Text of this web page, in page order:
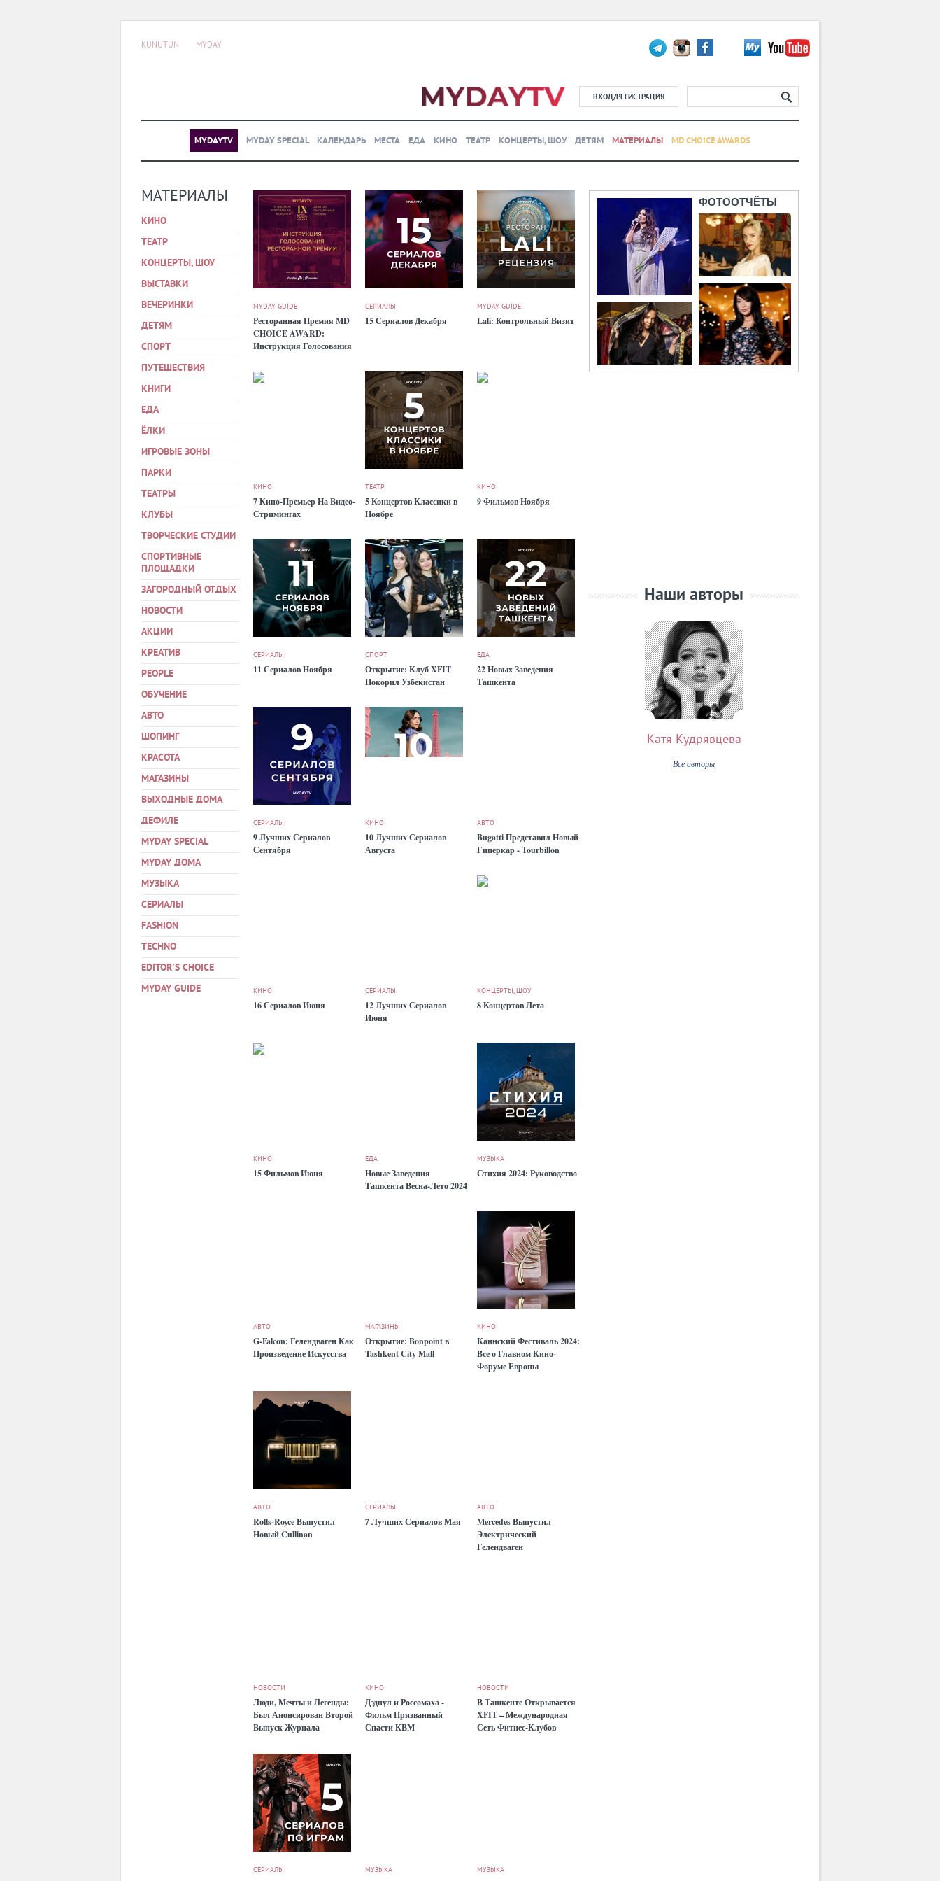
KUNUTUN MYDAY
ВХОД/РЕГИСТРАЦИЯ
MYDAYTV MYDAY SPECIAL КАЛЕНДАРЬ МЕСТА ЕДА КИНО ТЕАТР КОНЦЕРТЫ, ШОУ ДЕТЯМ МАТЕРИАЛЫ MD CHOICE AWARDS
МАТЕРИАЛЫ
КИНО
ТЕАТР
КОНЦЕРТЫ, ШОУ
ВЫСТАВКИ
ВЕЧЕРИНКИ
ДЕТЯМ
СПОРТ
ПУТЕШЕСТВИЯ
КНИГИ
ЕДА
ЁЛКИ
ИГРОВЫЕ ЗОНЫ
ПАРКИ
ТЕАТРЫ
КЛУБЫ
ТВОРЧЕСКИЕ СТУДИИ
СПОРТИВНЫЕ
ПЛОЩАДКИ
ЗАГОРОДНЫЙ ОТДЫХ
НОВОСТИ
АКЦИИ
КРЕАТИВ
PEOPLE
ОБУЧЕНИЕ
АВТО
ШОПИНГ
КРАСОТА
МАГАЗИНЫ
ВЫХОДНЫЕ ДОМА
ДЕФИЛЕ
MYDAY SPECIAL
MYDAY ДОМА
МУЗЫКА
СЕРИАЛЫ
FASHION
TECHNO
EDITOR'S CHOICE
MYDAY GUIDE
MYDAY GUIDE
Ресторанная Премия MD
CHOICE AWARD:
Инструкция Голосования
СЕРИАЛЫ
15 Сериалов Декабря
MYDAY GUIDE
Lali: Контрольный Визит
КИНО
7 Кино-Премьер На Видео-
Стримингах
ТЕАТР
5 Концертов Классики в
Ноябре
КИНО
9 Фильмов Ноября
СЕРИАЛЫ
11 Сериалов Ноября
СПОРТ
Открытие: Клуб XFIT
Покорил Узбекистан
ЕДА
22 Новых Заведения
Ташкента
СЕРИАЛЫ
9 Лучших Сериалов
Сентября
КИНО
10 Лучших Сериалов
Августа
АВТО
Bugatti Представил Новый
Гиперкар - Tourbillon
КИНО
16 Сериалов Июня
СЕРИАЛЫ
12 Лучших Сериалов
Июня
КОНЦЕРТЫ, ШОУ
8 Концертов Лета
КИНО
15 Фильмов Июня
ЕДА
Новые Заведения
Ташкента Весна-Лето 2024
МУЗЫКА
Стихия 2024: Руководство
АВТО
G-Falcon: Гелендваген Как
Произведение Искусства
МАГАЗИНЫ
Открытие: Bonpoint в
Tashkent City Mall
КИНО
Каннский Фестиваль 2024:
Все о Главном Кино-
Форуме Европы
АВТО
Rolls-Royce Выпустил
Новый Cullinan
СЕРИАЛЫ
7 Лучших Сериалов Мая
АВТО
Mercedes Выпустил
Электрический
Гелендваген
НОВОСТИ
Люди, Мечты и Легенды:
Был Анонсирован Второй
Выпуск Журнала
КИНО
Дэдпул и Россомаха -
Фильм Призванный
Спасти КВМ
НОВОСТИ
В Ташкенте Открывается
XFIT – Международная
Сеть Фитнес-Клубов
СЕРИАЛЫ МУЗЫКА МУЗЫКА
ФОТООТЧЁТЫ
Наши авторы
Катя Кудрявцева
Все авторы